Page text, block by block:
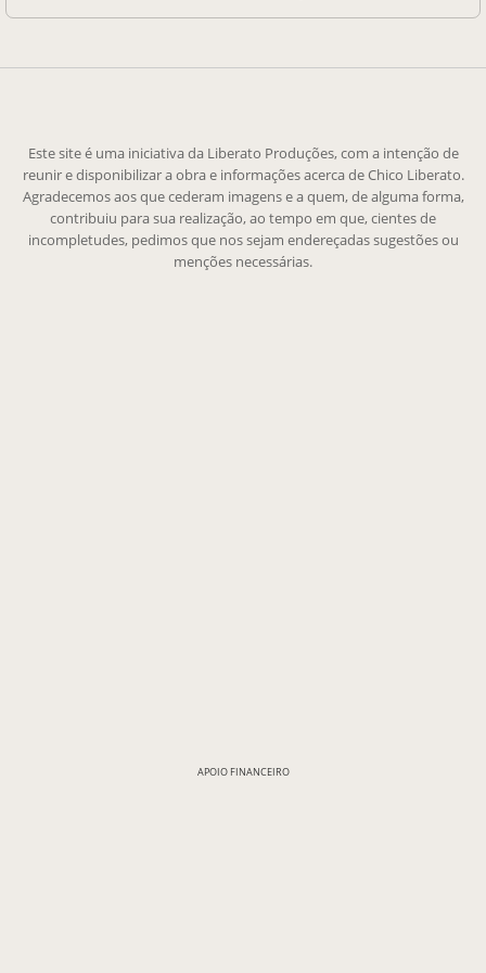
Este site é uma iniciativa da Liberato Produções, com a intenção de
reunir e disponibilizar a obra e informações acerca de Chico Liberato.
Agradecemos aos que cederam imagens e a quem, de alguma forma,
contribuiu para sua realização, ao tempo em que, cientes de
incompletudes, pedimos que nos sejam endereçadas sugestões ou
menções necessárias.
APOIO FINANCEIRO